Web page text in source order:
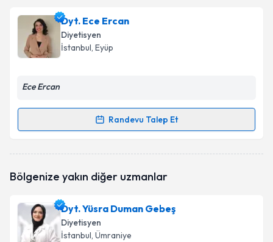
Dyt. Ece Ercan
Diyetisyen
İstanbul, Eyüp
Ece Ercan
Randevu Talep Et
Randevu Takvimi Talebi
Size bu uzmandan randevu almanız için bir takvim
E-posta Adresiniz
Bölgenize yakın diğer uzmanlar
Dyt. Yüsra Duman Gebeş
Diyetisyen
İstanbul, Ümraniye